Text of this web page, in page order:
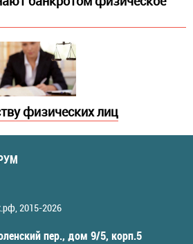
физических лиц
, 2015-2026
пер., дом 9/5, корп.5